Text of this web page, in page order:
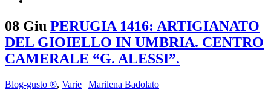
08 Giu PERUGIA 1416: ARTIGIANATO
DEL GIOIELLO IN UMBRIA. CENTRO
CAMERALE “G. ALESSI”.
Blog-gusto ®, Varie | Marilena Badolato